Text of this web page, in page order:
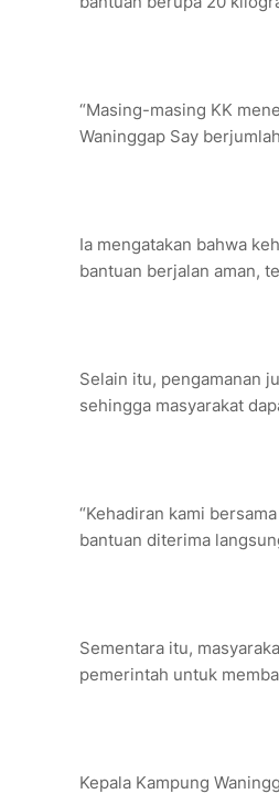
“Masing-masing KK
Waninggap Say
Ia mengatakan bahwa
bantuan berjalan aman,
Selain itu, pengamanan
sehingga masyarakat
“Kehadiran kami
bantuan diterima
Sementara itu,
pemerintah untuk
Kepala Kampung